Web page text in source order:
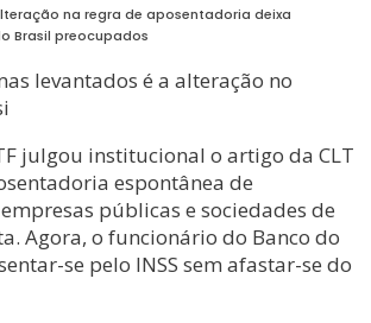
na regra de aposentadoria deixa
Brasil preocupados
levantados é a alteração no
julgou institucional o artigo da CLT
espontânea de
públicas e sociedades de
Agora, o funcionário do Banco do
se pelo INSS sem afastar-se do